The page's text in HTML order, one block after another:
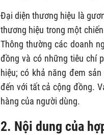
Đại diện thương hiệu là
thương hiệu trong một
Thông thường các doanh
đồng và có những tiêu chí
hiệu; có khả năng đem
đến với tất cả cộng đồng.
hàng của người dùng.
2. Nội dung của